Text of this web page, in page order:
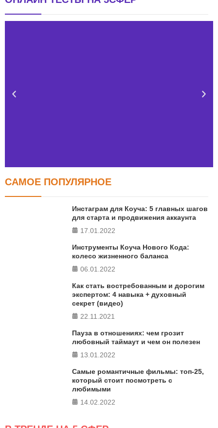
Тест FERMI
в 5 главных сферах
САМОЕ ПОПУЛЯРНОЕ
Инстаграм для Коуча: 5 главных шагов
для старта и продвижения аккаунта
17.01.2022
Инструменты Коуча Нового Кода:
колесо жизненного баланса
06.01.2022
Как стать востребованным и дорогим
экспертом: 4 навыка + духовный
секрет (видео)
22.11.2021
Пауза в отношениях: чем грозит
любовный таймаут и чем он полезен
13.01.2022
Самые романтичные фильмы: топ-25,
который стоит посмотреть с
любимыми
14.02.2022